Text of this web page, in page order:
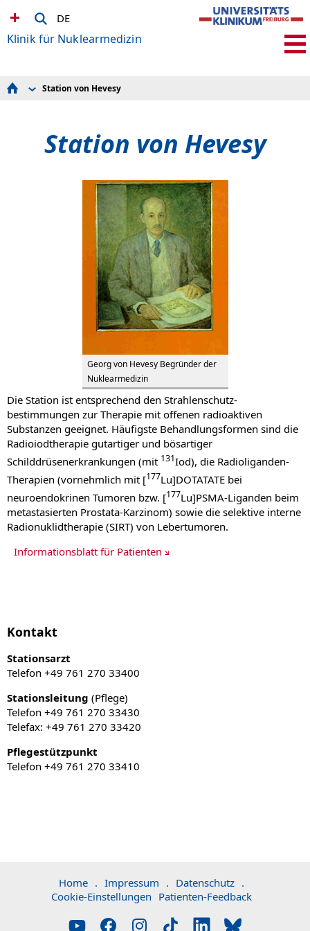
DE
Klinik für Nuklearmedizin
Schilddrüsenambulanz
Ambulanz für Radioligandentherapien
Station von Hevesy
Station von Hevesy
Georg von Hevesy Begründer der
Nuklearmedizin
Die Station ist entsprechend den Strahlenschutz-
bestimmungen zur Therapie mit offenen radioaktiven
Substanzen geeignet. Häufigste Behandlungsformen sind die
Radioiodtherapie gutartiger und bösartiger
Schilddrüsenerkrankungen (mit 131Iod), die Radioliganden-
Therapien (vornehmlich mit [177Lu]DOTATATE bei
neuroendokrinen Tumoren bzw. [177Lu]PSMA-Liganden beim
metastasierten Prostata-Karzinom) sowie die selektive interne
Radionuklidtherapie (SIRT) von Lebertumoren.
Informationsblatt für Patienten
Kontakt
Stationsarzt
Telefon +49 761 270 33400
Stationsleitung (Pflege)
Telefon +49 761 270 33430
Telefax: +49 761 270 33420
Pflegestützpunkt
Telefon +49 761 270 33410
Home . Impressum . Datenschutz .
Cookie-Einstellungen Patienten-Feedback